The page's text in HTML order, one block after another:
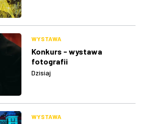
WYSTAWA
Konkurs - wystawa
fotografii
Dzisiaj
WYSTAWA